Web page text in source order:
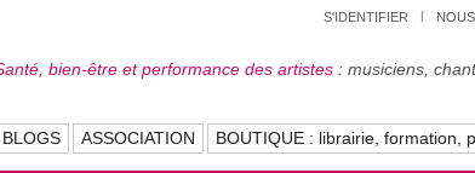
S'IDENTIFIER
bien-être et performance des artistes : musiciens,
BLOGS ASSOCIATION BOUTIQUE : librairie, formation,